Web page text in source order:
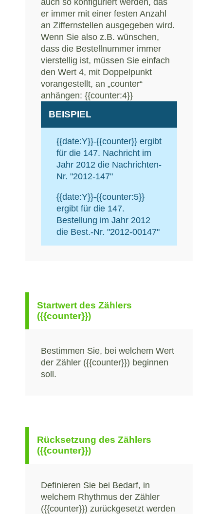
er immer mit einer festen Anzahl
an Ziffernstellen ausgegeben wird.
Wenn Sie also z.B. wünschen,
dass die Bestellnummer immer
vierstellig ist, müssen Sie einfach
den Wert 4, mit Doppelpunkt
vorangestellt, an „counter“
anhängen: {{counter:4}}
BEISPIEL
{{date:Y}}-{{counter}} ergibt
für die 147. Nachricht im
Jahr 2012 die Nachrichten-
Nr. "2012-147"
{{date:Y}}-{{counter:5}}
ergibt für die 147.
Bestellung im Jahr 2012
die Best.-Nr. "2012-00147"
Startwert des Zählers
({{counter}})
Bestimmen Sie, bei welchem Wert
der Zähler ({{counter}}) beginnen
soll.
Rücksetzung des Zählers
({{counter}})
Definieren Sie bei Bedarf, in
welchem Rhythmus der Zähler
({{counter}}) zurückgesetzt werden